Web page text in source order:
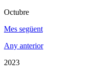
Octubre
Mes següent
Any anterior
2023